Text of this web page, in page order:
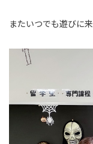
またいつでも遊びに